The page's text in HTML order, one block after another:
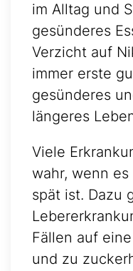
im Alltag und
gesünderes
Verzicht auf
immer erste
gesünderes
längeres
Viele
wahr, wenn
spät ist. Dazu
Fällen auf
und zu